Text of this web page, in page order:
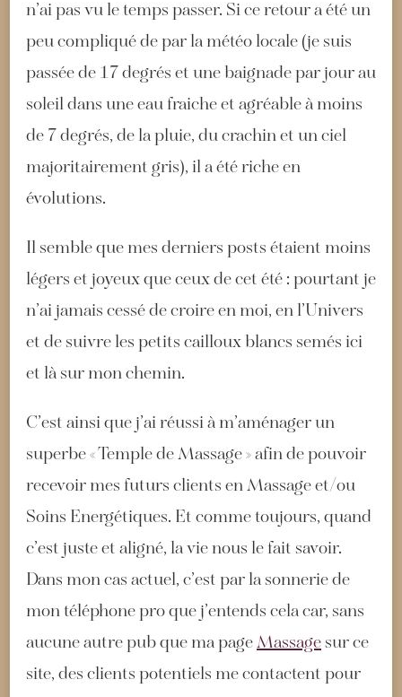
n’ai pas vu le temps passer. Si ce retour a été un
peu compliqué de par la météo locale (je suis
passée de 17 degrés et une baignade par jour au
soleil dans une eau fraiche et agréable à moins
de 7 degrés, de la pluie, du crachin et un ciel
majoritairement gris), il a été riche en
évolutions.
Il semble que mes derniers posts étaient moins
légers et joyeux que ceux de cet été : pourtant je
n’ai jamais cessé de croire en moi, en l’Univers
et de suivre les petits cailloux blancs semés ici
et là sur mon chemin.
C’est ainsi que j’ai réussi à m’aménager un
superbe « Temple de Massage » afin de pouvoir
recevoir mes futurs clients en Massage et/ou
Soins Energétiques. Et comme toujours, quand
c’est juste et aligné, la vie nous le fait savoir.
Dans mon cas actuel, c’est par la sonnerie de
mon téléphone pro que j’entends cela car, sans
aucune autre pub que ma page Massage sur ce
site, des clients potentiels me contactent pour